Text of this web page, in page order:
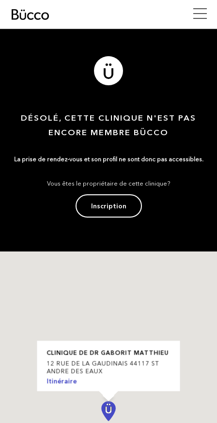
DÉSOLÉ, CETTE CLINIQUE N'EST PAS
ENCORE MEMBRE BÜCCO
La prise de rendez-vous et son profil ne sont donc pas accessibles.
Vous êtes le propriétaire de cette clinique?
Inscription
CLINIQUE DE DR GABORIT MATTHIEU
12 RUE DE LA GAUDINAIS 44117 ST
ANDRE DES EAUX
Itinéraire